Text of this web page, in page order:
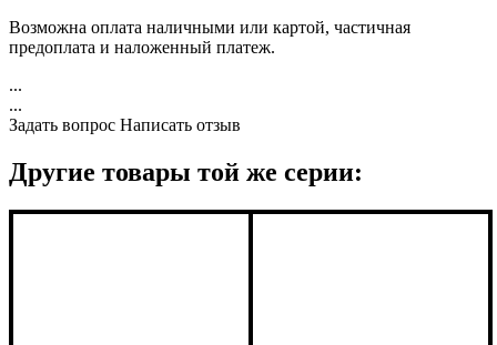
Возможна оплата наличными или картой, частичная
предоплата и наложенный платеж.
...
...
Задать вопрос Написать отзыв
Другие товары той же серии: